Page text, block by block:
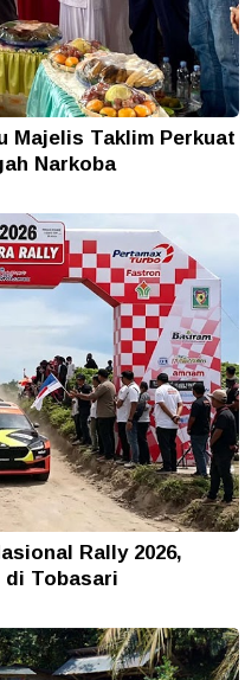
Majelis Taklim Perkuat
Narkoba
Rally 2026,
di Tobasari